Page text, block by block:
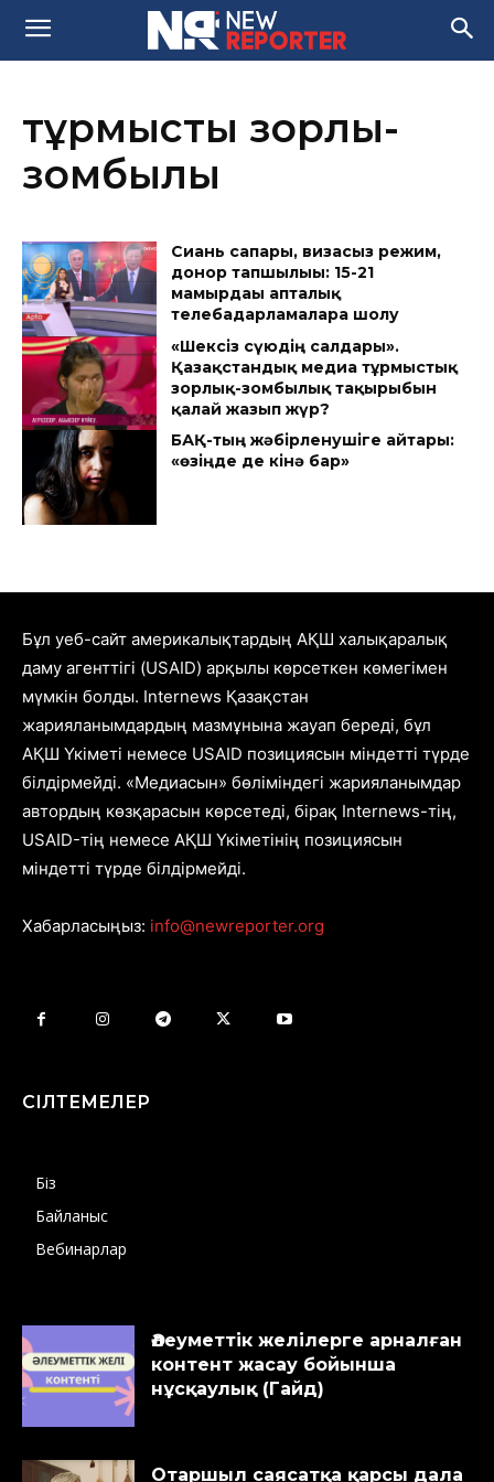
тұрмыстық зорлық-
зомбылық
Сиань сапары, визасыз режим,
донор тапшылығы: 15-21
мамырдағы апталық
телебағдарламаларға шолу
«Шексіз сүюдің салдары».
Қазақстандық медиа тұрмыстық
зорлық-зомбылық тақырыбын
қалай жазып жүр?
БАҚ-тың жәбірленушіге айтары:
«өзіңде де кінә бар»
Бұл уеб-сайт америкалықтардың АҚШ халықаралық
даму агенттігі (USAID) арқылы көрсеткен көмегімен
мүмкін болды. Internews Қазақстан
жарияланымдардың мазмұнына жауап береді, бұл
АҚШ Үкіметі немесе USAID позициясын міндетті түрде
білдірмейді. «Медиасын» бөліміндегі жарияланымдар
автордың көзқарасын көрсетеді, бірақ Internews-тің,
USAID-тің немесе АҚШ Үкіметінің позициясын
міндетті түрде білдірмейді.
Хабарласыңыз: info@newreporter.org
СІЛТЕМЕЛЕР
Біз
Байланыс
Вебинарлар
Әлеуметтік желілерге арналған
контент жасау бойынша
нұсқаулық (Гайд)
Отаршыл саясатқа қарсы дала